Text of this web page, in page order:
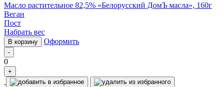
Масло растительное 82,5% «Белорусский ДомЪ масла», 160г
Веган
Пост
Набрать вес
В корзину Оформить
-
0
+